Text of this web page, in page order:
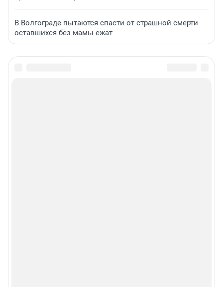
В Волгограде пытаются спасти от страшной смерти
оставшихся без мамы ежат